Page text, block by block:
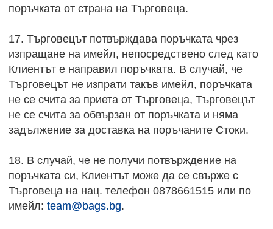
поръчката от страна на Търговеца.
17. Търговецът потвърждава поръчката чрез
изпращане на имейл, непосредствено след като
Клиентът е направил поръчката. В случай, че
Търговецът не изпрати такъв имейл, поръчката
не се счита за приета от Търговеца, Търговецът
не се счита за обвързан от поръчката и няма
задължение за доставка на поръчаните Стоки.
18. В случай, че не получи потвърждение на
поръчката си, Клиентът може да се свърже с
Търговеца на нац. телефон 0878661515 или по
имейл: team@bags.bg.